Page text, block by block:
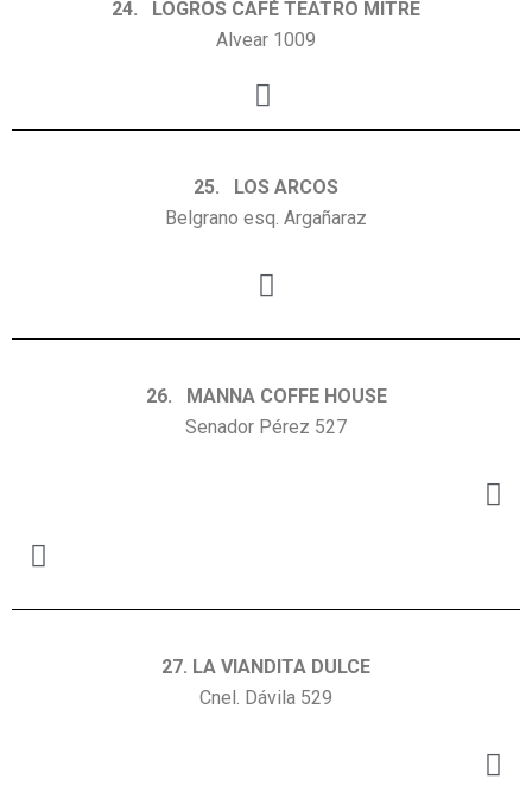
24. LOGROS CAFÉ TEATRO MITRE
Alvear 1009
25. LOS ARCOS
Belgrano esq. Argañaraz
26. MANNA COFFE HOUSE
Senador Pérez 527
27. LA VIANDITA DULCE
Cnel. Dávila 529